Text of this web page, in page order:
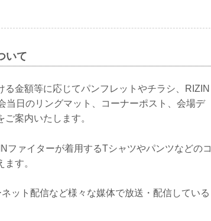
いて
金額等に応じてパンフレットやチラシ、RIZIN
当日のリングマット、コーナーポスト、会場デ
案内いたします。
ファイターが着用するTシャツやパンツなどのコ
す。
ット配信など様々な媒体で放送・配信している